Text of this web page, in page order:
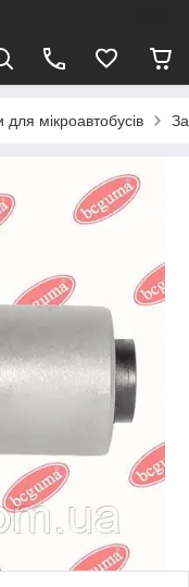
для мікроавтобусів